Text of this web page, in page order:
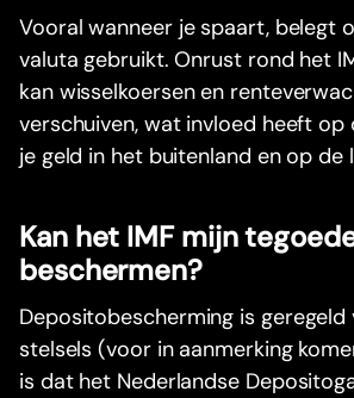
Vooral wanneer je spaart, belegt
valuta gebruikt. Onrust rond het
kan wisselkoersen en
verschuiven, wat invloed heeft op
je geld in het buitenland en op de
Kan het IMF mijn
beschermen?
Depositobescherming is geregeld
stelsels (voor in aanmerking
is dat het Nederlandse